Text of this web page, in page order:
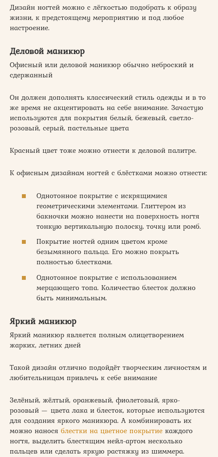
Дизайн ногтей можно с лёгкостью подобрать к образу
жизни, к предстоящему мероприятию и под любое
настроение.
Деловой маникюр
Офисный или деловой маникюр обычно неброский и
сдержанный
Он должен дополнять классический стиль одежды и в то
же время не акцентировать на себе внимание. Зачастую
используются для покрытия белый, бежевый, светло-
розовый, серый, пастельные цвета
Красный цвет тоже можно отнести к деловой палитре.
К офисным дизайнам ногтей с блёстками можно отнести:
Однотонное покрытие с искрящимися
геометрическими элементами. Глиттером из
бакночки можно нанести на поверхность ногтя
тонкую вертикальную полоску, точку или ромб.
Покрытие ногтей одним цветом кроме
безымянного пальца. Его можно покрыть
полностью блестками.
Однотонное покрытие с использованием
мерцающего топа. Количество блесток должно
быть минимальным.
Яркий маникюр
Яркий маникюр является полным олицетворением
жарких, летних дней
Такой дизайн отлично подойдёт творческим личностям и
любительницам привлечь к себе внимание
Зелёный, жёлтый, оранжевый, фиолетовый, ярко-
розовый — цвета лака и блесток, которые используются
для создания яркого маникюра. А комбинировать их
можно нанося блестки на цветное покрытие каждого
ногтя, выделить блестящим нейл-артом несколько
пальцев или сделать яркую растяжку из шиммера.